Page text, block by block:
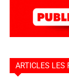
ARTICLES LES